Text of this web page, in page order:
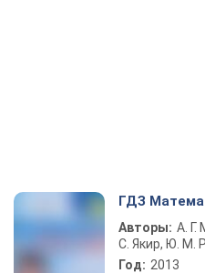
ГДЗ
Авторы: А. Г.
С. Якир, Ю. М.
Год: 2013